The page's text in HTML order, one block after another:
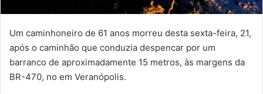
Um caminhoneiro de 61 anos morreu desta sexta-feira, 21,
após o caminhão que conduzia despencar por um
barranco de aproximadamente 15 metros, às margens da
BR-470, no em Veranópolis.